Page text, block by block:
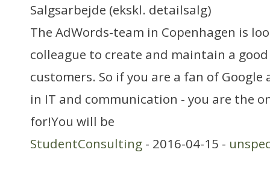
Salgsarbejde (ekskl. detailsalg)
The AdWords-team in Copenhagen is
colleague to create and maintain a
customers. So if you are a fan of
in IT and communication - you are the
for!You will be
StudentConsulting - 2016-04-15 -